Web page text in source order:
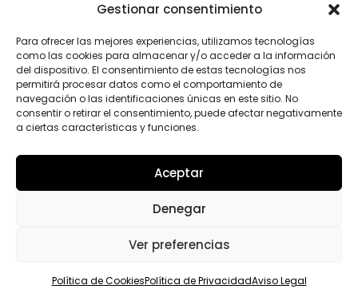
Gestionar consentimiento
Para ofrecer las mejores experiencias, utilizamos tecnologías
como las cookies para almacenar y/o acceder a la información
del dispositivo. El consentimiento de estas tecnologías nos
permitirá procesar datos como el comportamiento de
navegación o las identificaciones únicas en este sitio. No
consentir o retirar el consentimiento, puede afectar negativamente
a ciertas características y funciones.
Aceptar
Denegar
Ver preferencias
Política de CookiesPolítica de PrivacidadAviso Legal
Productos relacionados